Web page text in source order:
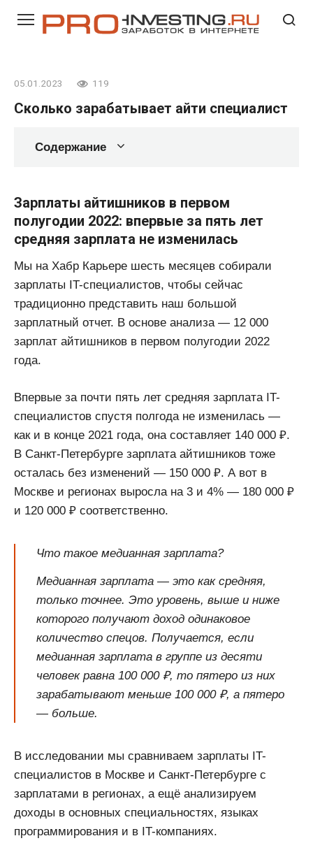
05.01.2023 119
Сколько зарабатывает айти специалист
Содержание
Зарплаты айтишников в первом
полугодии 2022: впервые за пять лет
средняя зарплата не изменилась
Мы на Хабр Карьере шесть месяцев собирали
зарплаты IT-специалистов, чтобы сейчас
традиционно представить наш большой
зарплатный отчет. В основе анализа — 12 000
зарплат айтишников в первом полугодии 2022
года.
Впервые за почти пять лет средняя зарплата IT-
специалистов спустя полгода не изменилась —
как и в конце 2021 года, она составляет 140 000 ₽.
В Санкт-Петербурге зарплата айтишников тоже
осталась без изменений — 150 000 ₽. А вот в
Москве и регионах выросла на 3 и 4% — 180 000 ₽
и 120 000 ₽ соответственно.
Что такое медианная зарплата?
Медианная зарплата — это как средняя,
только точнее. Это уровень, выше и ниже
которого получают доход одинаковое
количество спецов. Получается, если
медианная зарплата в группе из десяти
человек равна 100 000 ₽, то пятеро из них
зарабатывают меньше 100 000 ₽, а пятеро
— больше.
В исследовании мы сравниваем зарплаты IT-
специалистов в Москве и Санкт-Петербурге с
зарплатами в регионах, а ещё анализируем
доходы в основных специальностях, языках
программирования и в IT-компаниях.